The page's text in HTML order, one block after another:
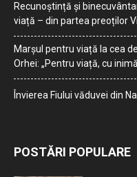
Recunoștință și
viață – din partea preoților
Marșul pentru viață la cea
Orhei: „Pentru viață, cu
Învierea Fiului văduvei din
POSTĂRI POPULARE